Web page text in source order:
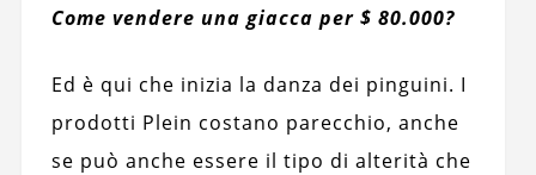
Come vendere una giacca per $ 80.000?
Ed è qui che inizia la danza dei pinguini. I
prodotti Plein costano parecchio, anche
se può anche essere il tipo di alterità che